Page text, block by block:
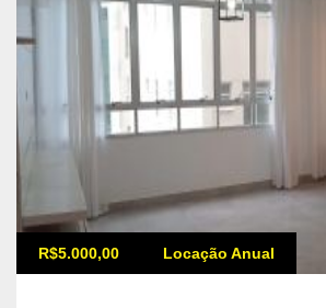
R$5.000,00 Locação Anual